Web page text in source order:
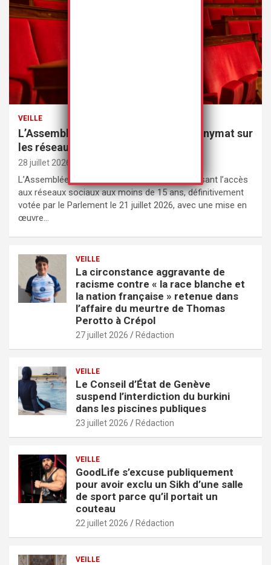
VEILLE
L’Assemblée nationale met fin à l’anonymat sur
les réseaux sociaux
28 juillet 2026
L’Assemblée nationale a adopté une loi interdisant l’accès
aux réseaux sociaux aux moins de 15 ans, définitivement
votée par le Parlement le 21 juillet 2026, avec une mise en
œuvre…
VEILLE
La circonstance aggravante de
racisme contre « la race blanche et
la nation française » retenue dans
l’affaire du meurtre de Thomas
Perotto à Crépol
27 juillet 2026 Rédaction
VEILLE
Le Conseil d’État de Genève
suspend l’interdiction du burkini
dans les piscines publiques
23 juillet 2026 Rédaction
VEILLE
GoodLife s’excuse publiquement
pour avoir exclu un Sikh d’une salle
de sport parce qu’il portait un
couteau
22 juillet 2026 Rédaction
VEILLE